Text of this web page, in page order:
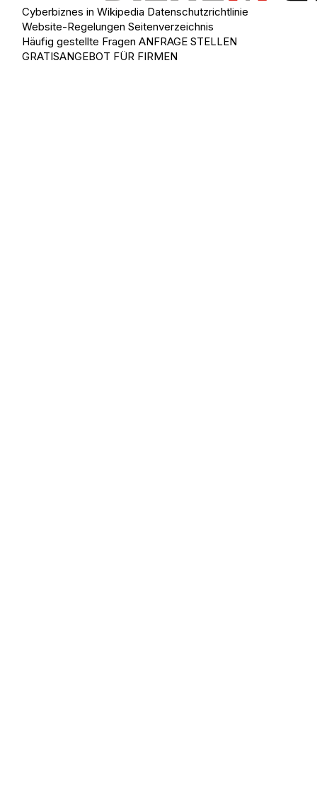
Cyberbiznes in Wikipedia Datenschutzrichtlinie
Website-Regelungen Seitenverzeichnis
Häufig gestellte Fragen ANFRAGE STELLEN
GRATISANGEBOT FÜR FIRMEN